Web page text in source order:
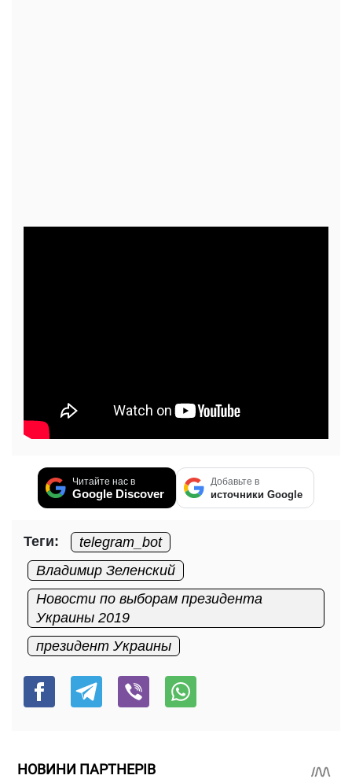
Читайте нас в
Google Discover
Добавьте в
источники Google
Теги:
telegram_bot
Владимир Зеленский
Новости по выборам президента
Украины 2019
президент Украины
НОВИНИ ПАРТНЕРІВ